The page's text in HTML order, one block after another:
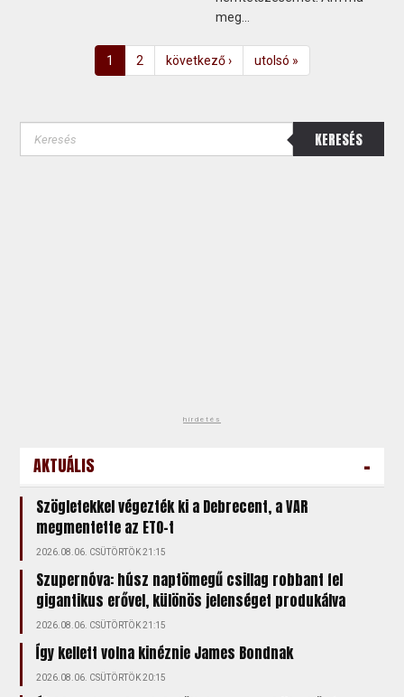
meg...
1 2 következő › utolsó »
KERESÉS
hirdetés
AKTUÁLIS -
Szögletekkel végezték ki a Debrecent, a VAR
megmentette az ETO-t
2026.08.06. CSÜTÖRTÖK 21:15
Szupernóva: húsz naptömegű csillag robbant fel
gigantikus erővel, különös jelenséget produkálva
2026.08.06. CSÜTÖRTÖK 21:15
Így kellett volna kinéznie James Bondnak
2026.08.06. CSÜTÖRTÖK 20:15